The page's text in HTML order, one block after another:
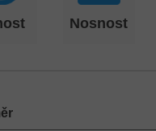
Nosnost